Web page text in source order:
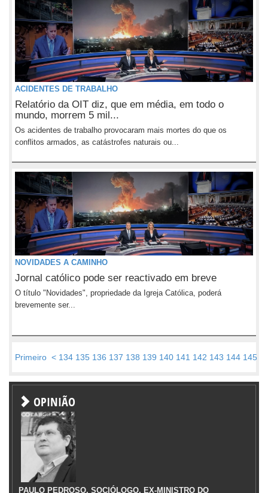
ACIDENTES DE TRABALHO
Relatório da OIT diz, que em média, em todo o
mundo, morrem 5 mil...
Os acidentes de trabalho provocaram mais mortes do que os
conflitos armados, as catástrofes naturais ou...
NOVIDADES A CAMINHO
Jornal católico pode ser reactivado em breve
O título "Novidades", propriedade da Igreja Católica, poderá
brevemente ser...
Primeiro < 134 135 136 137 138 139 140 141 142 143 144 145
OPINIÃO
PAULO PEDROSO, SOCIÓLOGO, EX-MINISTRO DO